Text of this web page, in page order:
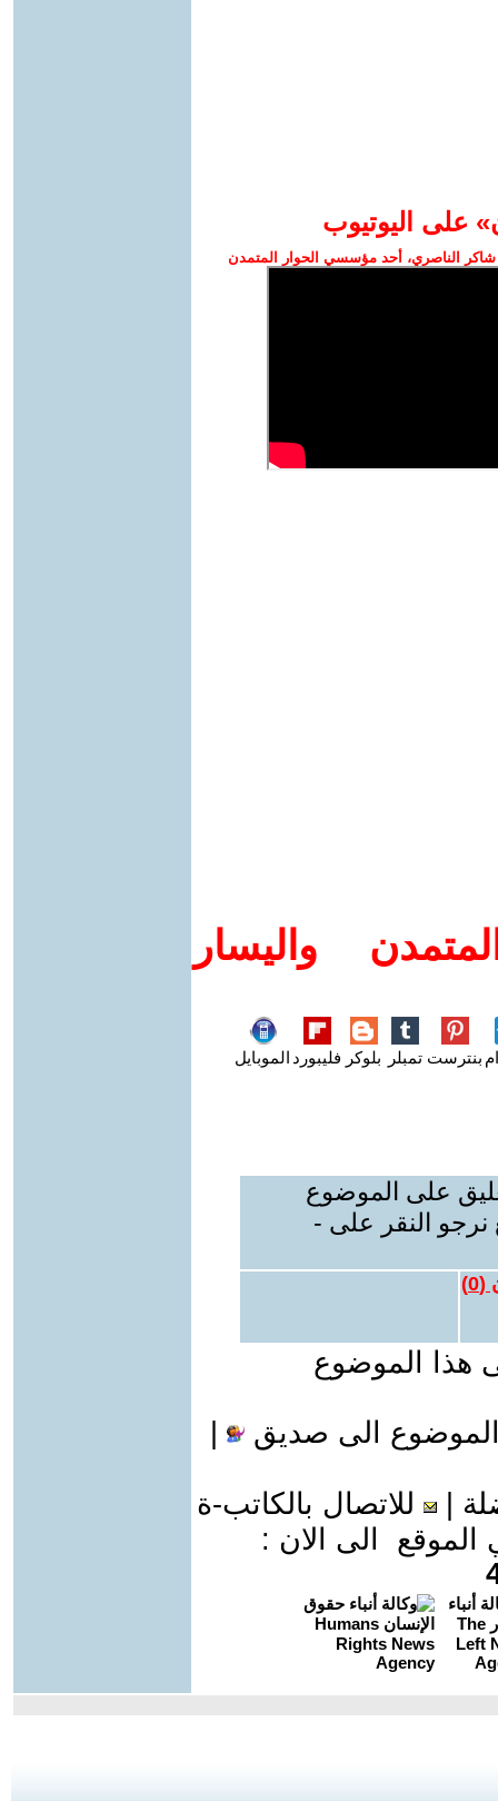
على اليوتيوب
الناصري، أحد مؤسسي الحوار المتمدن
واليسار
بنترست تمبلر بلوكر فليبورد الموبايل
على الموضوع
نرجو النقر على -
(
0
)
هذا الموضوع
الى صديق
للاتصال بالكاتب-ة
الى الان :